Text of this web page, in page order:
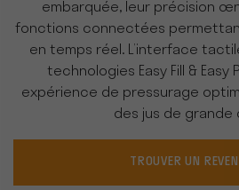
embarquée, leur précision
fonctions connectées
en temps réel. L’interface
technologies Easy Fill & Easy
expérience de pressurage
des jus de grande
TROUVER UN